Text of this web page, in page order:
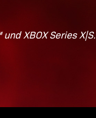
und XBOX Series X|S.